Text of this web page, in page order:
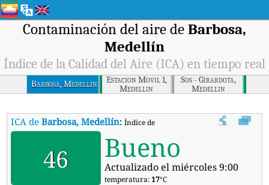
Contaminación del aire de Barbosa,
Medellín
Índice de la Calidad del Aire (ICA) en tiempo real
Barbosa, Medellin
Estacion Movil 1,
Medellin
Sos - Girardota,
Medellin
ICA deBarbosa, Medellín:Índice de la Calidad del Aire (ICA) de
46 Bueno
Actualizado el miércoles 9:00
temperatura: 17°C